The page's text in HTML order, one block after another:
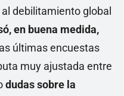
debilitamiento global
en buena medida,
últimas encuestas
muy ajustada entre
dudas sobre la